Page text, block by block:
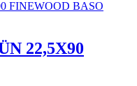
22,5X90